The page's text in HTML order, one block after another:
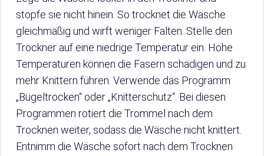
stopfe sie nicht hinein. So trocknet die Wäsche
gleichmäßig und wirft weniger Falten. Stelle den
Trockner auf eine niedrige Temperatur ein. Hohe
Temperaturen können die Fasern schädigen und zu
mehr Knittern führen. Verwende das Programm
„Bügeltrocken“ oder „Knitterschutz“. Bei diesen
Programmen rotiert die Trommel nach dem
Trocknen weiter, sodass die Wäsche nicht knittert.
Entnimm die Wäsche sofort nach dem Trocknen